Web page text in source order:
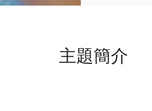
主題簡介